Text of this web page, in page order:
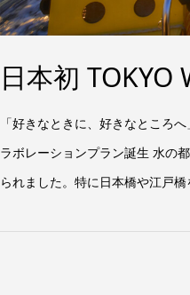
日本初 TOKYO
「好きなときに、好きなところ
ラボレーションプラン誕生 水の
られました。特に日本橋や江戸